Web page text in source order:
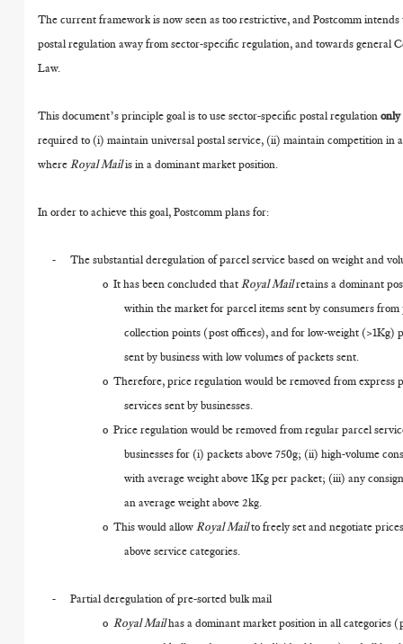
The current framework is now seen as too restrictive, and Postcomm
postal regulation away from sector-specific regulation, and towards general
Law.
This document’s principle goal is to use sector-specific postal regulationonly
required to (i) maintain universal postal service, (ii) maintain competition in
where Royal Mailis in a dominant market position.
In order to achieve this goal, Postcomm plans for:
-
The substantial deregulation of parcel service based on weight and
o It has been concluded that Royal Mailretains a dominant
within the market for parcel items sent by consumers from
collection points (post offices), and for low-weight (>1Kg)
sent by business with low volumes of packets sent.
o Therefore, price regulation would be removed from express
services sent by businesses.
o Price regulation would be removed from regular parcel
businesses for (i) packets above 750g; (ii) high-volume
with average weight above 1Kg per packet; (iii) any
an average weight above 2kg.
o This would allow Royal Mailto freely set and negotiate
above service categories.
-
Partial deregulation of pre-sorted bulk mail
o Royal Mailhas a dominant market position in all categories